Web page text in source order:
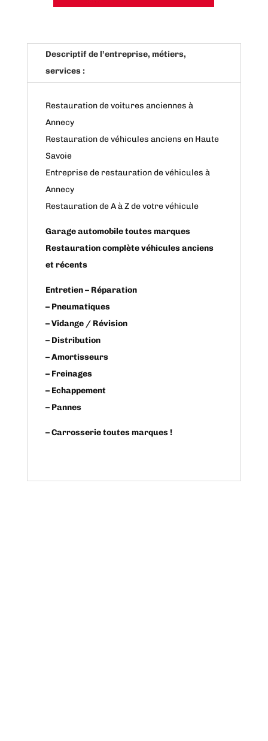
Descriptif de l’entreprise, métiers,
services :
Restauration de voitures anciennes à
Annecy
Restauration de véhicules anciens en Haute
Savoie
Entreprise de restauration de véhicules à
Annecy
Restauration de A à Z de votre véhicule
Garage automobile toutes marques
Restauration complète véhicules anciens
et récents
Entretien – Réparation
– Pneumatiques
– Vidange / Révision
– Distribution
– Amortisseurs
– Freinages
– Echappement
– Pannes
– Carrosserie toutes marques !